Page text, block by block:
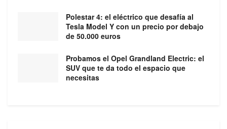
Polestar 4: el eléctrico que desafía al
Tesla Model Y con un precio por debajo
de 50.000 euros
Probamos el Opel Grandland Electric: el
SUV que te da todo el espacio que
necesitas